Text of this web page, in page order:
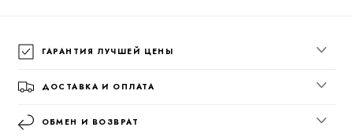
ГАРАНТИЯ ЛУЧШЕЙ ЦЕНЫ
ДОСТАВКА И ОПЛАТА
ОБМЕН И ВОЗВРАТ